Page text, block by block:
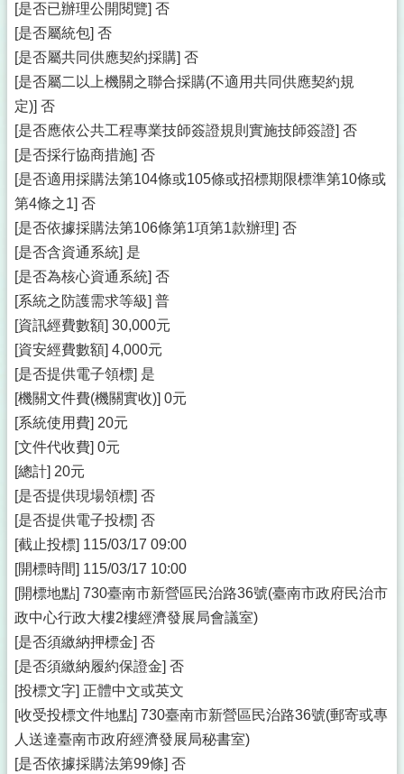
[是否已辦理公開閱覽] 否
[是否屬統包] 否
[是否屬共同供應契約採購] 否
[是否屬二以上機關之聯合採購(不適用共同供應契約規
定)] 否
[是否應依公共工程專業技師簽證規則實施技師簽證] 否
[是否採行協商措施] 否
[是否適用採購法第104條或105條或招標期限標準第10條或
第4條之1] 否
[是否依據採購法第106條第1項第1款辦理] 否
[是否含資通系統] 是
[是否為核心資通系統] 否
[系統之防護需求等級] 普
[資訊經費數額] 30,000元
[資安經費數額] 4,000元
[是否提供電子領標] 是
[機關文件費(機關實收)] 0元
[系統使用費] 20元
[文件代收費] 0元
[總計] 20元
[是否提供現場領標] 否
[是否提供電子投標] 否
[截止投標] 115/03/17 09:00
[開標時間] 115/03/17 10:00
[開標地點] 730臺南市新營區民治路36號(臺南市政府民治市
政中心行政大樓2樓經濟發展局會議室)
[是否須繳納押標金] 否
[是否須繳納履約保證金] 否
[投標文字] 正體中文或英文
[收受投標文件地點] 730臺南市新營區民治路36號(郵寄或專
人送達臺南市政府經濟發展局秘書室)
[是否依據採購法第99條] 否